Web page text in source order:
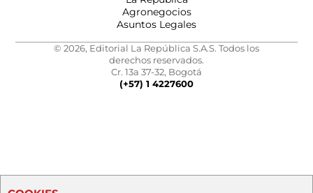
Agronegocios
Asuntos Legales
© 2026, Editorial La República S.A.S. Todos los
derechos reservados.
Cr. 13a 37-32, Bogotá
(+57) 1 4227600